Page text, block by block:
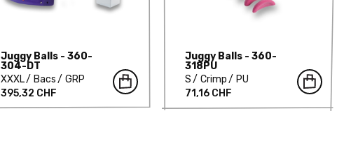
Juggy Balls - 360-
304-DT
XXXL
Bacs
GRP
395,32 CHF
Juggy Balls - 360-
318PU
S
Crimp
PU
71,16 CHF